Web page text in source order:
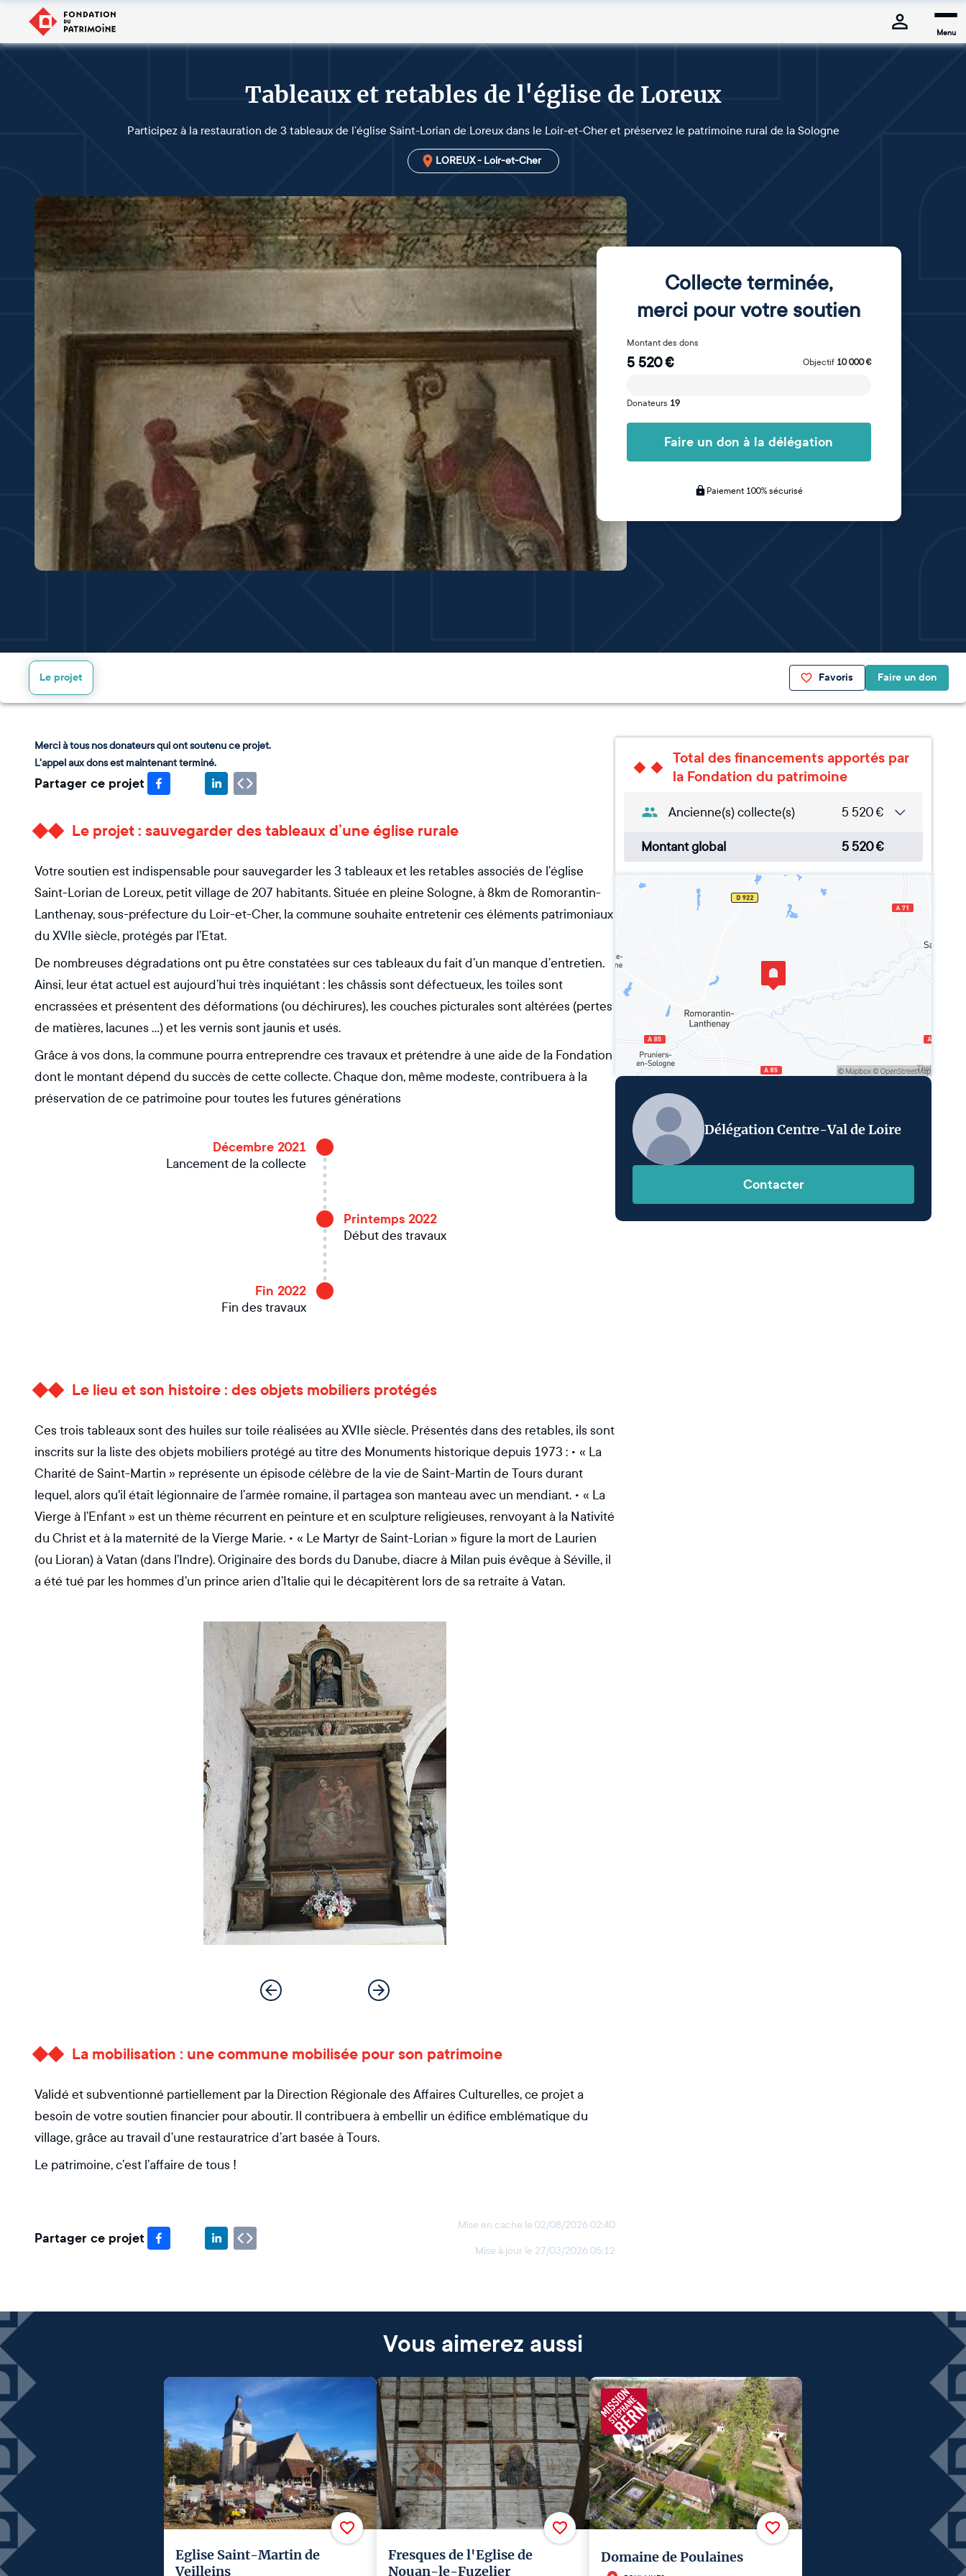
Menu
Tableaux et retables de l'église de Loreux
Participez à la restauration de 3 tableaux de l’église Saint-Lorian de Loreux dans le Loir-et-Cher et préservez le patrimoine rural de la Sologne
LOREUX - Loir-et-Cher
Collecte terminée,
merci pour votre soutien
Montant des dons
5 520€ Objectif 10 000€
Donateurs 19
Faire un don à la délégation
Paiement 100% sécurisé
Favoris Faire un don
Le projet
Merci à tous nos donateurs qui ont soutenu ce projet.
L'appel aux dons est maintenant terminé.
Partager ce projet
Le projet : sauvegarder des tableaux d’une église rurale
Votre soutien est indispensable pour sauvegarder les 3 tableaux et les retables associés de l’église
Saint-Lorian de Loreux, petit village de 207 habitants. Située en pleine Sologne, à 8km de Romorantin-
Lanthenay, sous-préfecture du Loir-et-Cher, la commune souhaite entretenir ces éléments patrimoniaux
du XVIIe siècle, protégés par l’Etat.
De nombreuses dégradations ont pu être constatées sur ces tableaux du fait d’un manque d’entretien.
Ainsi, leur état actuel est aujourd’hui très inquiétant : les châssis sont défectueux, les toiles sont
encrassées et présentent des déformations (ou déchirures), les couches picturales sont altérées (pertes
de matières, lacunes …) et les vernis sont jaunis et usés.
Grâce à vos dons, la commune pourra entreprendre ces travaux et prétendre à une aide de la Fondation
dont le montant dépend du succès de cette collecte. Chaque don, même modeste, contribuera à la
préservation de ce patrimoine pour toutes les futures générations
Décembre 2021
Lancement de la collecte
Printemps 2022
Début des travaux
Fin 2022
Fin des travaux
Le lieu et son histoire : des objets mobiliers protégés
Ces trois tableaux sont des huiles sur toile réalisées au XVIIe siècle. Présentés dans des retables, ils sont
inscrits sur la liste des objets mobiliers protégé au titre des Monuments historique depuis 1973 : • « La
Charité de Saint-Martin » représente un épisode célèbre de la vie de Saint-Martin de Tours durant
lequel, alors qu'il était légionnaire de l’armée romaine, il partagea son manteau avec un mendiant. • « La
Vierge à l’Enfant » est un thème récurrent en peinture et en sculpture religieuses, renvoyant à la Nativité
du Christ et à la maternité de la Vierge Marie. • « Le Martyr de Saint-Lorian » figure la mort de Laurien
(ou Lioran) à Vatan (dans l’Indre). Originaire des bords du Danube, diacre à Milan puis évêque à Séville, il
a été tué par les hommes d’un prince arien d’Italie qui le décapitèrent lors de sa retraite à Vatan.
La mobilisation : une commune mobilisée pour son patrimoine
Validé et subventionné partiellement par la Direction Régionale des Affaires Culturelles, ce projet a
besoin de votre soutien financier pour aboutir. Il contribuera à embellir un édifice emblématique du
village, grâce au travail d’une restauratrice d’art basée à Tours.
Le patrimoine, c’est l’affaire de tous !
Partager ce projet
Mise en cache le 02/08/2026 02:40
Mise à jour le 27/03/2026 05:12
Total des financements apportés par
la Fondation du patrimoine
Ancienne(s) collecte(s) 5 520€
Montant global 5 520€
Délégation Centre-Val de Loire
Contacter
Vous aimerez aussi
Eglise Saint-Martin de
Veilleins
Fresques de l'Eglise de
Nouan-le-Fuzelier
Domaine de Poulaines